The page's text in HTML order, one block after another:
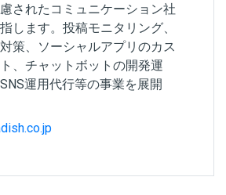
されたコミュニケーション社
します。投稿モニタリング、
策、ソーシャルアプリのカス
、チャットボットの開発運
運用代行等の事業を展開